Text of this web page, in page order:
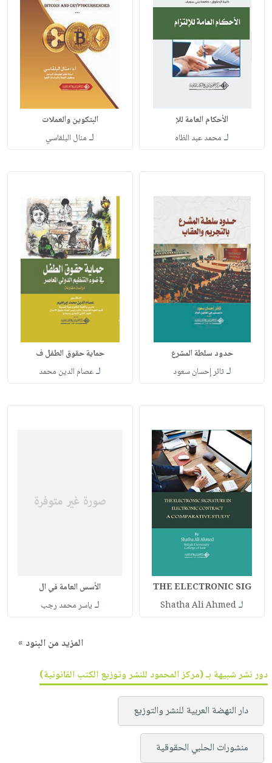
الأحكام العامة للإ
لـ محمد عبد الظاه
البتكوين والعملات
لـ منال البلقاسي
حدود سلطة المشرع
لـثائر إحسان سعود
حماية حقوق الطفل ف
لـعصام الدين محمد
THE ELECTRONIC SIG
لـShatha Ali Ahmed
الأسس العامة في ال
لـ ياسر محمد رجب
المزيد من البنود »
دور نشر شبيهة بـ (مركز المحمود للنشر وتوزيع الكتب القانونية)
دار النهضة العربية للنشر والتوزيع
منشورات الحلبي الحقوقية